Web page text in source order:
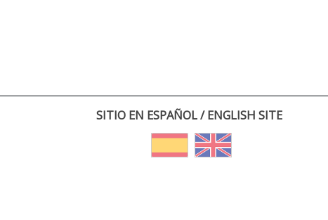
SITIO EN ESPAÑOL / ENGLISH SITE